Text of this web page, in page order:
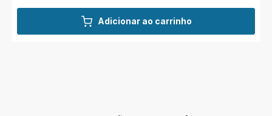
Adicionar ao carrinho